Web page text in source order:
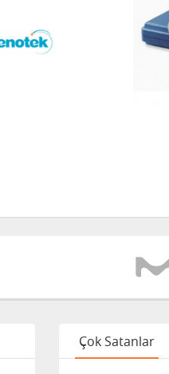
Çok Satanlar